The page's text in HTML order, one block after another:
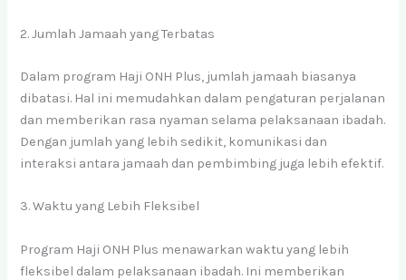
2. Jumlah Jamaah yang Terbatas
Dalam program Haji ONH Plus, jumlah jamaah biasanya
dibatasi. Hal ini memudahkan dalam pengaturan perjalanan
dan memberikan rasa nyaman selama pelaksanaan ibadah.
Dengan jumlah yang lebih sedikit, komunikasi dan
interaksi antara jamaah dan pembimbing juga lebih efektif.
3. Waktu yang Lebih Fleksibel
Program Haji ONH Plus menawarkan waktu yang lebih
fleksibel dalam pelaksanaan ibadah. Ini memberikan